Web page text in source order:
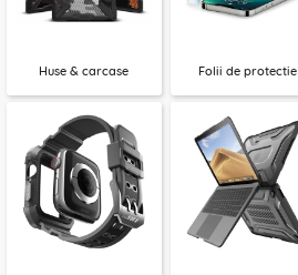
Huse & carcase Folii de protectie